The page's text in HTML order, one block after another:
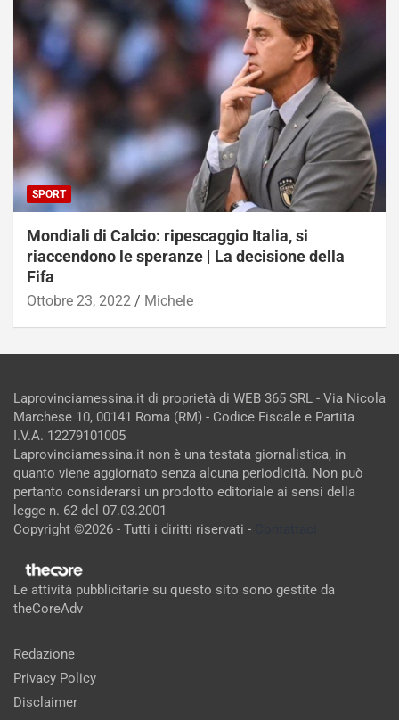
SPORT
Mondiali di Calcio: ripescaggio Italia, si
riaccendono le speranze | La decisione della
Fifa
Ottobre 23, 2022 Michele
Laprovinciamessina.it di proprietà di WEB 365 SRL - Via Nicola
Marchese 10, 00141 Roma (RM) - Codice Fiscale e Partita
I.V.A. 12279101005
Laprovinciamessina.it non è una testata giornalistica, in
quanto viene aggiornato senza alcuna periodicità. Non può
pertanto considerarsi un prodotto editoriale ai sensi della
legge n. 62 del 07.03.2001
Copyright ©2026 - Tutti i diritti riservati -
Le attività pubblicitarie su questo sito sono gestite da
theCoreAdv
Redazione
Privacy Policy
Disclaimer